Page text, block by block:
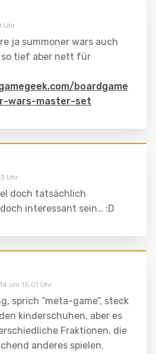
Uhr
ja summoner wars auch
tief aber nett für
boardgame
wars-master-set
Uhr
doch tatsächlich
interessant sein… :D
um 15:01 Uhr
sprich “meta-game”, steck
kinderschuhen, aber es
Fraktionen, die
anderes spielen.